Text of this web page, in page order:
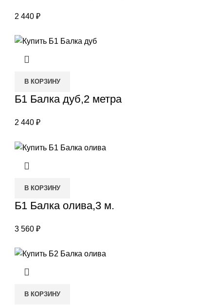
2 440 ₽
В КОРЗИНУ
Б1 Балка дуб,2 метра
2 440 ₽
В КОРЗИНУ
Б1 Балка олива,3 м.
3 560 ₽
В КОРЗИНУ